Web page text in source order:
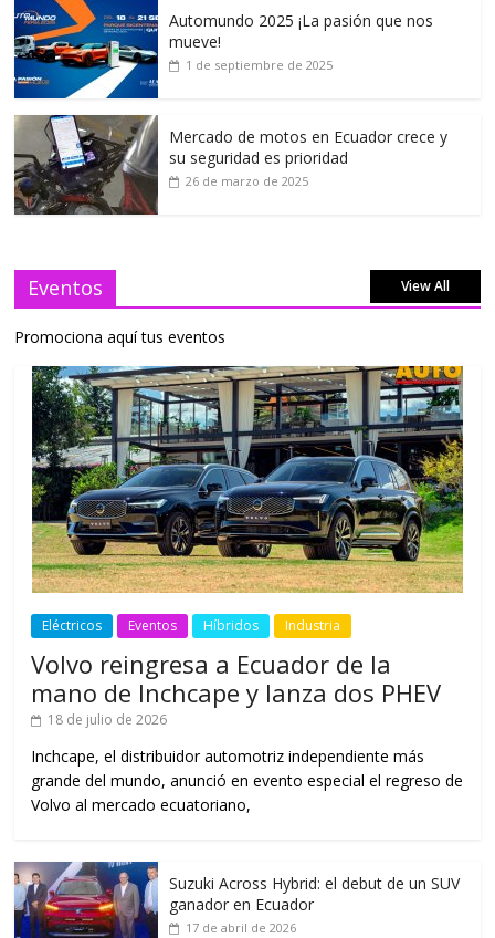
Automundo 2025 ¡La pasión que nos
mueve!
1 de septiembre de 2025
Mercado de motos en Ecuador crece y
su seguridad es prioridad
26 de marzo de 2025
Eventos View All
Promociona aquí tus eventos
Eléctricos Eventos Híbridos Industria
Volvo reingresa a Ecuador de la
mano de Inchcape y lanza dos PHEV
18 de julio de 2026
Inchcape, el distribuidor automotriz independiente más
grande del mundo, anunció en evento especial el regreso de
Volvo al mercado ecuatoriano,
Suzuki Across Hybrid: el debut de un SUV
ganador en Ecuador
17 de abril de 2026